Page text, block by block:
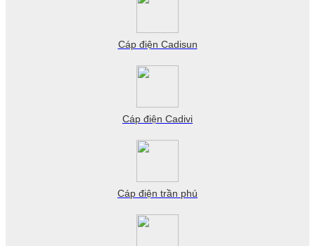
Cáp điện Cadisun
Cáp điện Cadivi
Cáp điện trần phú